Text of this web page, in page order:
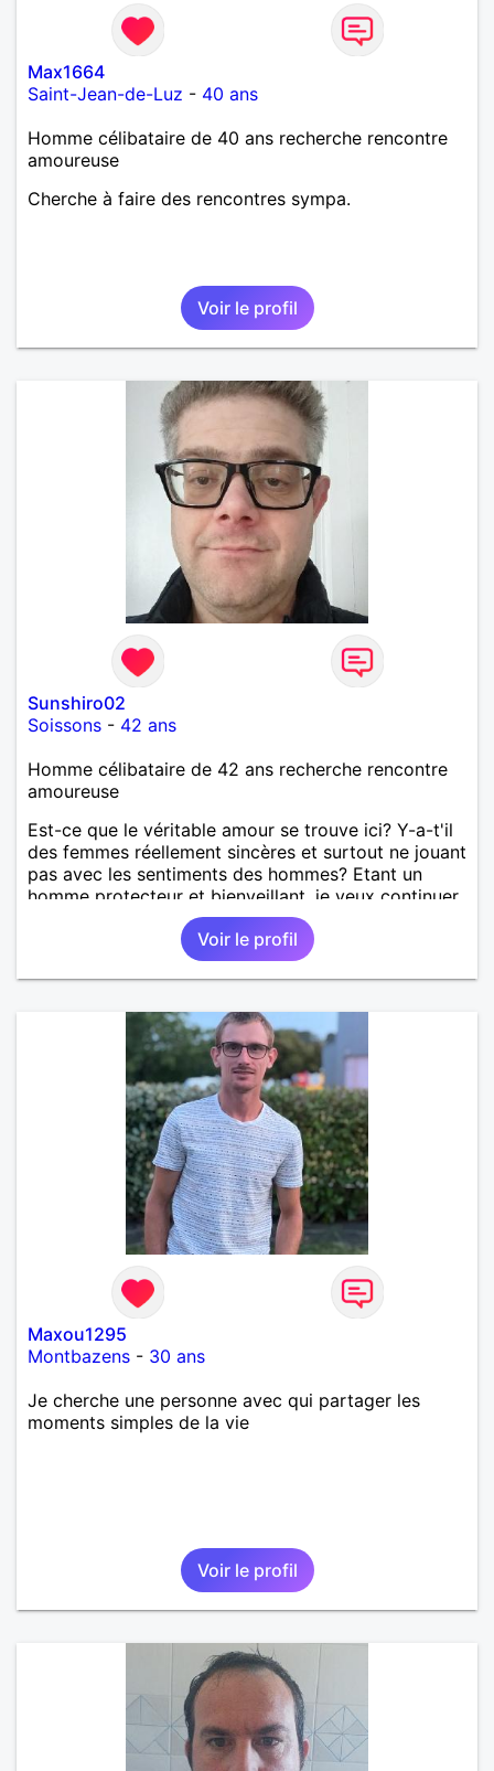
Max1664
Saint-Jean-de-Luz - 40 ans
Homme célibataire de 40 ans recherche rencontre
amoureuse
Cherche à faire des rencontres sympa.
Voir le profil
Sunshiro02
Soissons - 42 ans
Homme célibataire de 42 ans recherche rencontre
amoureuse
Est-ce que le véritable amour se trouve ici? Y-a-t'il
des femmes réellement sincères et surtout ne jouant
pas avec les sentiments des hommes? Etant un
homme protecteur et bienveillant, je veux continuer
d'y croire et pouvoir enfin former la petite famille
que je désir temps. Faux profil, profiteuse et autres
joyeuseté passer votre chemin, vous ne
m'intéressez pas du tout!
Voir le profil
Maxou1295
Montbazens - 30 ans
Je cherche une personne avec qui partager les
moments simples de la vie
Voir le profil